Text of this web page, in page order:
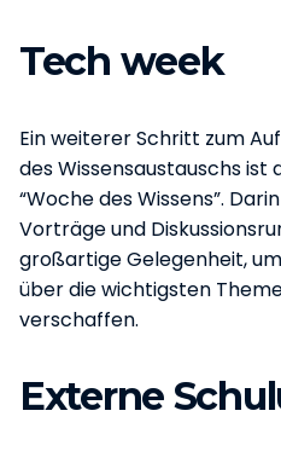
Tech week
Ein weiterer Schritt zum
des Wissensaustauschs ist
“Woche des Wissens”.
Vorträge und
großartige Gelegenheit,
über die wichtigsten
verschaffen.
Externe